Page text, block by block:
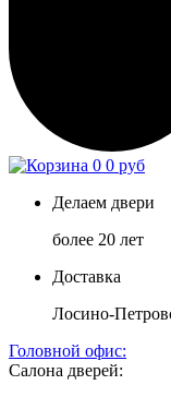
0 0 руб
Делаем двери
более 20 лет
Доставка
Лосино-
Головной офис:
Салона дверей: